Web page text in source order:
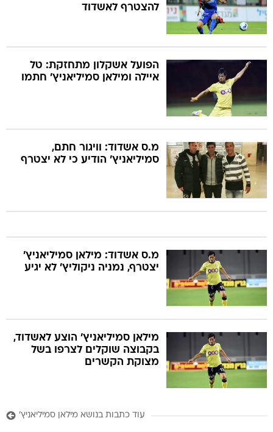
להצטרף לאשדוד
הפועל אשקלון מתחזקת: טל
איילה ומילאן סמיליאניץ' חתמו
מ.ס אשדוד: וויגור חתם,
סמיליאניץ' הודיע כי לא יצטרף
מ.ס אשדוד: מילאן סמיליאניץ'
יצטרף, נמניה ניקוליץ' לא יגיע
מילאן סמיליאניץ' הוצע לאשדוד,
בקבוצה שוקלים לצרפו בשל
מצוקת הקשרים
עוד כתבות בנושא מילאן סמיליאניץ'